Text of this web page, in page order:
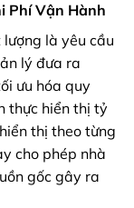
Phí Vận Hành
là yêu cầu
lý đưa ra
ưu hóa quy
thực hiển thị tỷ
thị theo từng
cho phép nhà
gốc gây ra